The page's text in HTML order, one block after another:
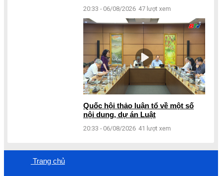
20:33 - 06/08/2026 47 lượt xem
Quốc hội thảo luận tổ về một số
nội dung, dự án Luật
20:33 - 06/08/2026 41 lượt xem
Trang chủ